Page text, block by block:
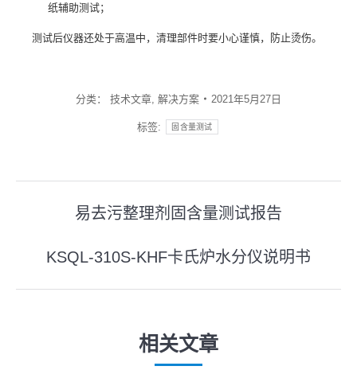
纸辅助测试；
测试后仪器还处于高温中，清理部件时要小心谨慎，防止烫伤。
分类： 技术文章 解决方案 2021年5月27日
标签: 固含量测试
上
文
易去污整理剂固含量测试报告
下
一
文
章：
KSQL-310S-KHF卡氏炉水分仪说明书
相关文章